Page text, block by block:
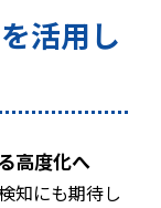
活用し
高度化へ
知にも期待し